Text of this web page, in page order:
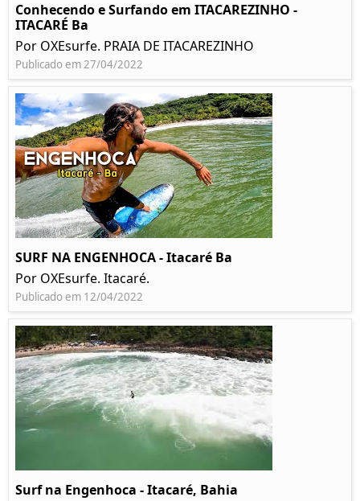
Conhecendo e Surfando em ITACAREZINHO -
ITACARÉ Ba
Por OXEsurfe. PRAIA DE ITACAREZINHO
Publicado em 27/04/2022
SURF NA ENGENHOCA - Itacaré Ba
Por OXEsurfe. Itacaré.
Publicado em 12/04/2022
Surf na Engenhoca - Itacaré, Bahia